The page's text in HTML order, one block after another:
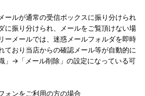
ールが通常の受信ボックスに振り分けられ
に振り分けられ、メールをご覧頂けない場
ーメールでは、迷惑メールフォルダを即時
ており当店からの確認メール等が自動的に
」→「メール削除」の設定になっている可
ォンをご利用の方の場合